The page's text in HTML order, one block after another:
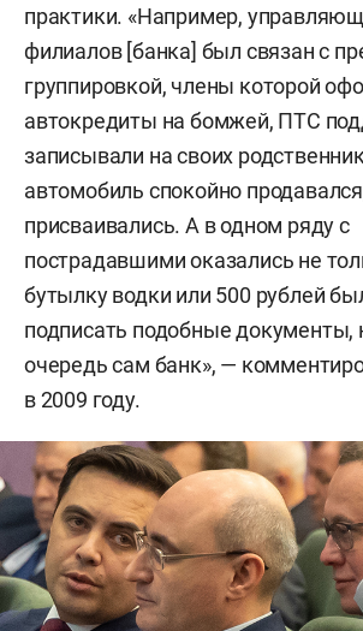
практики. «Например,
филиалов [банка] был связан с
группировкой, члены которой
автокредиты на бомжей, ПТС
записывали на своих
автомобиль спокойно
присваивались. А в одном ряду с
пострадавшими оказались не
бутылку водки или 500 рублей
подписать подобные документы,
очередь сам банк», —
в 2009 году.